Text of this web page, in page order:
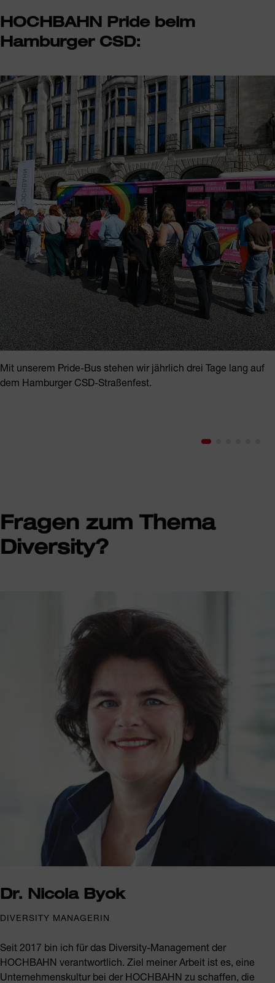
HOCHBAHN Pride beim
Hamburger CSD:
Mit unserem Pride-Bus stehen wir jährlich drei Tage lang auf
dem Hamburger CSD-Straßenfest.
Fragen zum Thema
Diversity?
Dr. Nicola Byok
DIVERSITY MANAGERIN
Seit 2017 bin ich für das Diversity-Management der
HOCHBAHN verantwortlich. Ziel meiner Arbeit ist es, eine
Unternehmenskultur bei der HOCHBAHN zu schaffen, die